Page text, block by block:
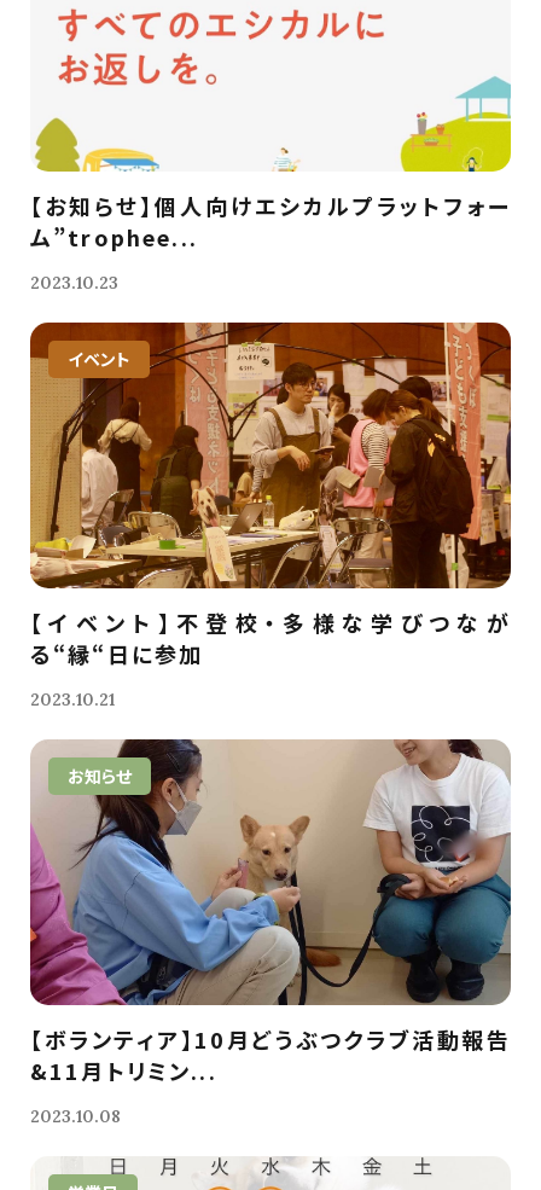
【お知らせ】個人向けエシカルプラットフォー
ム”trophee...
2023.10.23
イベント
【イベント】不登校・多様な学びつなが
る“縁“日に参加
2023.10.21
お知らせ
【ボランティア】10月どうぶつクラブ活動報告
&11月トリミン...
2023.10.08